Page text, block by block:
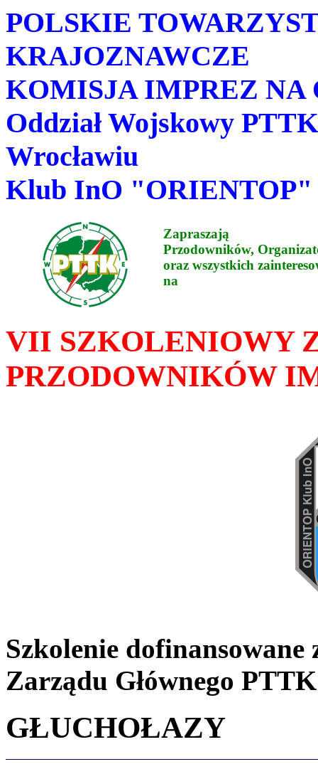
POLSKIE
KRAJOZNAWCZE
KOMISJA IMPREZ NA
Oddział Wojskowy
Wrocławiu
Klub InO "ORIENTOP"
Zapraszają
Przodowników,
oraz wszystkich
na
VII SZKOLENIOWY
PRZODOWNIKÓW
Szkolenie dofinansowane
Zarządu Głównego
GŁUCHOŁAZY